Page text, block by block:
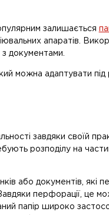
залишається
апаратів.
документами.
можна адаптувати під
завдяки своїй
розподілу на
або документів, які
перфорації, це
папір широко